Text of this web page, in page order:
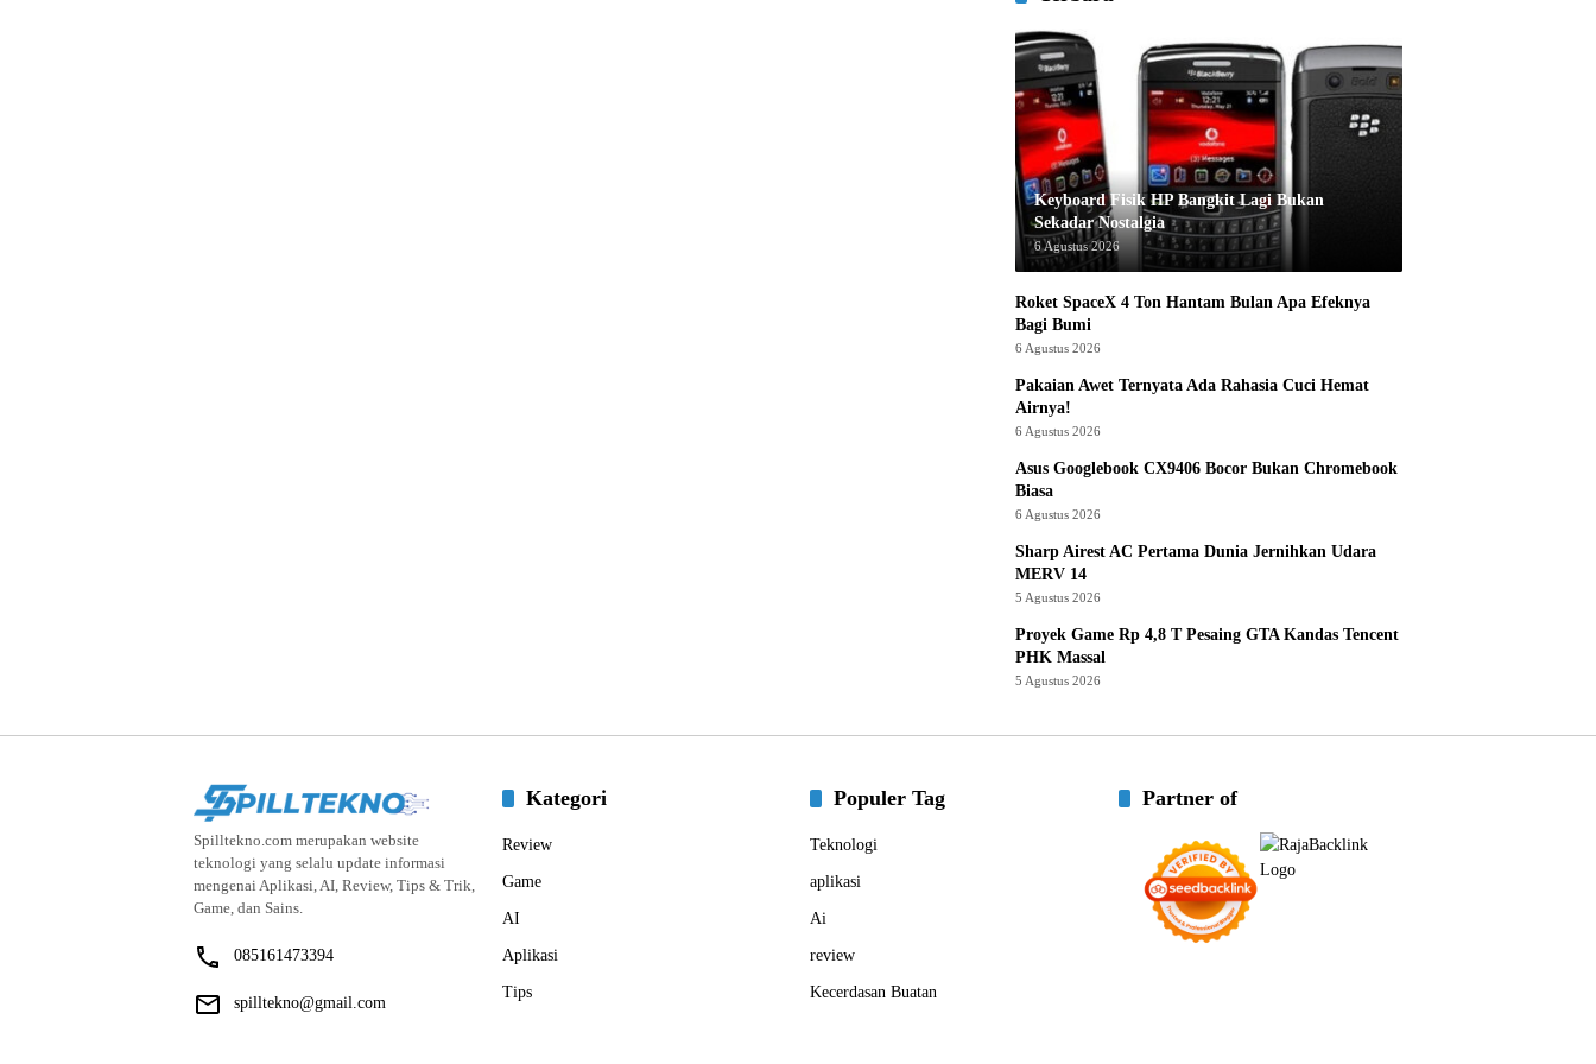
Keyboard Fisik HP Bangkit Lagi Bukan
Sekadar Nostalgia
6 Agustus 2026
Roket SpaceX 4 Ton Hantam Bulan Apa Efeknya
Bagi Bumi
6 Agustus 2026
Pakaian Awet Ternyata Ada Rahasia Cuci Hemat
Airnya!
6 Agustus 2026
Asus Googlebook CX9406 Bocor Bukan Chromebook
Biasa
6 Agustus 2026
Sharp Airest AC Pertama Dunia Jernihkan Udara
MERV 14
5 Agustus 2026
Proyek Game Rp 4,8 T Pesaing GTA Kandas Tencent
PHK Massal
5 Agustus 2026
Spilltekno.com merupakan website
teknologi yang selalu update informasi
mengenai Aplikasi, AI, Review, Tips & Trik,
Game, dan Sains.
085161473394
spilltekno@gmail.com
Kategori
Review
Game
AI
Aplikasi
Tips
Populer Tag
Teknologi
aplikasi
Ai
review
Kecerdasan Buatan
Partner of